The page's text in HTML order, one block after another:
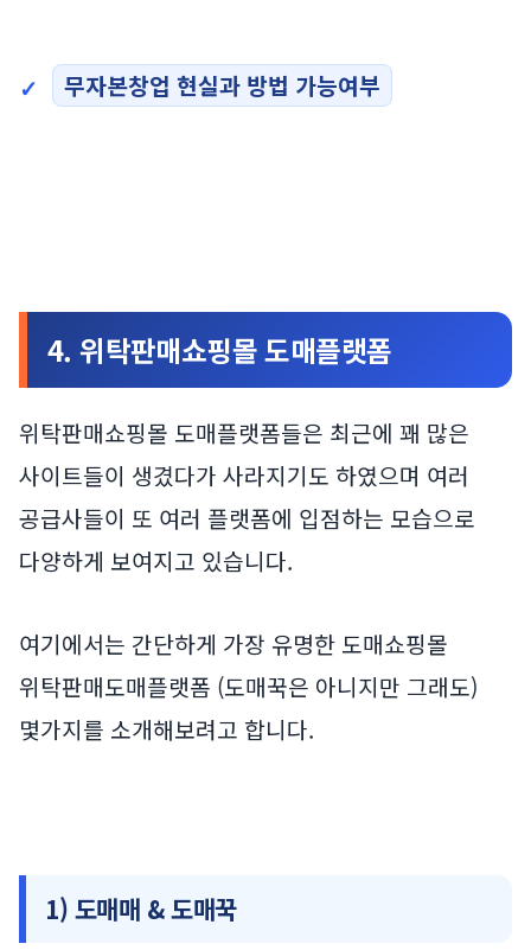
무자본창업 현실과 방법 가능여부
4. 위탁판매쇼핑몰 도매플랫폼
위탁판매쇼핑몰 도매플랫폼들은 최근에 꽤 많은
사이트들이 생겼다가 사라지기도 하였으며 여러
공급사들이 또 여러 플랫폼에 입점하는 모습으로
다양하게 보여지고 있습니다.
여기에서는 간단하게 가장 유명한 도매쇼핑몰
위탁판매도매플랫폼 (도매꾹은 아니지만 그래도)
몇가지를 소개해보려고 합니다.
1) 도매매 & 도매꾹